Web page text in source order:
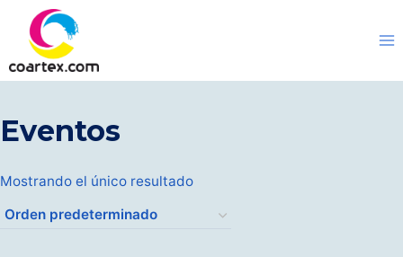
Saltar
contenido
Eventos
Mostrando el único resultado